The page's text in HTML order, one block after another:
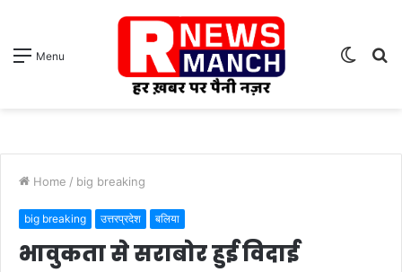
Menu
Switch
Home / big breaking
big breaking उत्तरप्रदेश बलिया
भावुकता से सराबोर हुई विदाई